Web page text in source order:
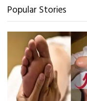
Popular Stories